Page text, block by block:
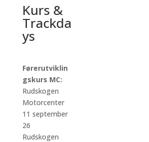
Kurs &
Trackda
ys
Førerutviklin
gskurs MC:
Rudskogen
Motorcenter
11 september
26
Rudskogen